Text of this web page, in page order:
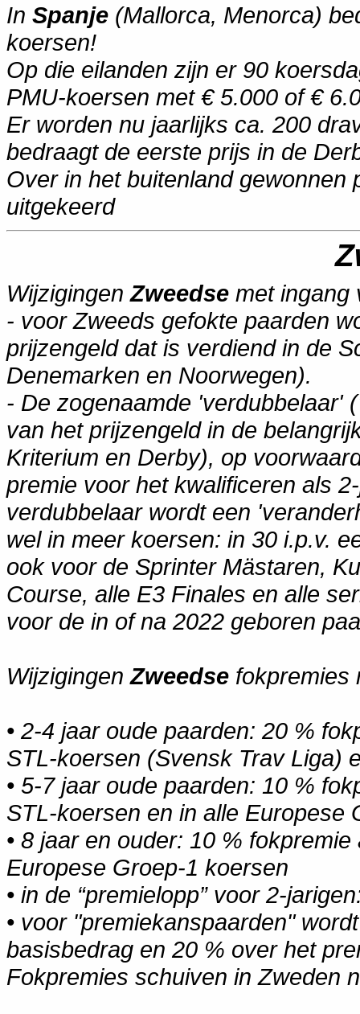
In Spanje (Mallorca, Menorca)
koersen!
Op die eilanden zijn er 90
PMU-koersen met € 5.000 of €
Er worden nu jaarlijks ca. 200
bedraagt de eerste prijs in de
Over in het buitenland
uitgekeerd
WijzigingenZweedse met ingang
- voor Zweeds gefokte paarden
prijzengeld dat is verdiend in de
Denemarken en Noorwegen).
- De zogenaamde 'verdubbelaar'
van het prijzengeld in de
Kriterium en Derby), op
premie voor het kwalificeren als
verdubbelaar wordt een
wel in meer koersen: in 30 i.p.v.
ook voor de Sprinter Mästaren,
Course, alle E3 Finales en alle
voor de in of na 2022 geboren
WijzigingenZweedse fokpremies
• 2-4 jaar oude paarden: 20 %
STL-koersen (Svensk Trav Liga)
• 5-7 jaar oude paarden: 10 %
STL-koersen en in alle Europese
• 8 jaar en ouder: 10 %
Europese Groep-1 koersen
• in de “premielopp” voor 2-
• voor "premiekanspaarden"
basisbedrag en 20 % over het
Fokpremies schuiven in Zweden